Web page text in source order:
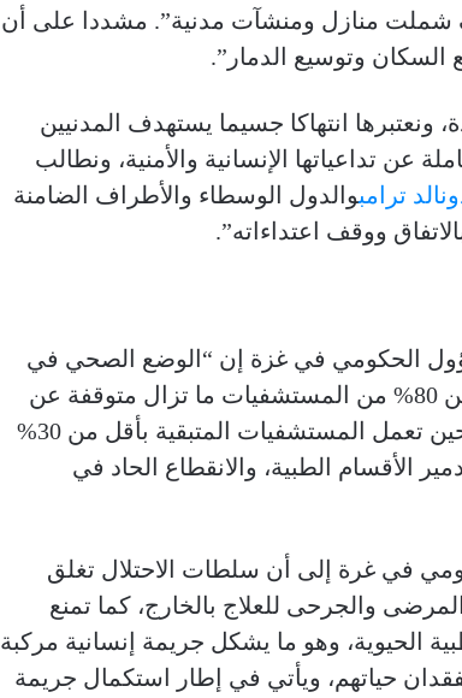
جانب 85 عملية نسف شملت منازل ومنشآت مدنية”. مشددا على أن
وتوسيع الدمار”.
ونعتبرها انتهاكا جسيما يستهدف المدنيين
عن تداعياتها الإنسانية والأمنية، ونطالب
ترامبوالدول الوسطاء والأطراف الضامنة
ووقف اعتداءاته”.
الحكومي في غزة إن “الوضع الصحي في
القطاع كارثي بكل المقاييس، إذ إن أكثر من 80% من المستشفيات ما تزال متوقفة عن
العمل أو خارجة عن الخدمة بالكامل، في حين تعمل المستشفيات المتبقية بأقل من 30%
الأقسام الطبية، والانقطاع الحاد في
في غرة إلى أن سلطات الاحتلال تغلق
والجرحى للعلاج بالخارج، كما تمنع
الحيوية، وهو ما يشكل جريمة إنسانية مركبة
حياتهم، ويأتي في إطار استكمال جريمة